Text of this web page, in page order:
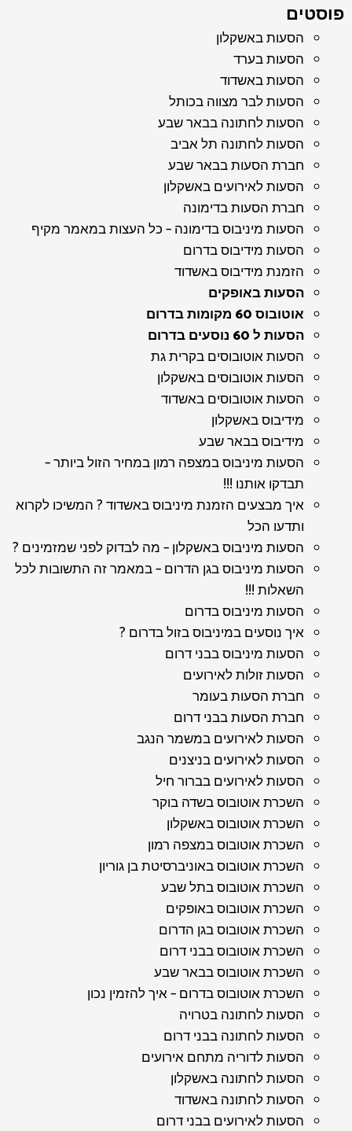
פוסטים
הסעות באשקלון
הסעות בערד
הסעות באשדוד
הסעות לבר מצווה בכותל
הסעות לחתונה בבאר שבע
הסעות לחתונה תל אביב
חברת הסעות בבאר שבע
הסעות לאירועים באשקלון
חברת הסעות בדימונה
הסעות מיניבוס בדימונה – כל העצות במאמר מקיף
הסעות מידיבוס בדרום
הזמנת מידיבוס באשדוד
הסעות באופקים
אוטובוס 60 מקומות בדרום
הסעות ל 60 נוסעים בדרום
הסעות אוטובוסים בקרית גת
הסעות אוטובוסים באשקלון
הסעות אוטובוסים באשדוד
מידיבוס באשקלון
מידיבוס בבאר שבע
הסעות מיניבוס במצפה רמון במחיר הזול ביותר –
תבדקו אותנו !!!
איך מבצעים הזמנת מיניבוס באשדוד ? המשיכו לקרוא
ותדעו הכל
הסעות מיניבוס באשקלון – מה לבדוק לפני שמזמינים ?
הסעות מיניבוס בגן הדרום – במאמר זה התשובות לכל
השאלות !!!
הסעות מיניבוס בדרום
איך נוסעים במיניבוס בזול בדרום ?
הסעות מיניבוס בבני דרום
הסעות זולות לאירועים
חברת הסעות בעומר
חברת הסעות בבני דרום
הסעות לאירועים במשמר הנגב
הסעות לאירועים בניצנים
הסעות לאירועים בברור חיל
השכרת אוטובוס בשדה בוקר
השכרת אוטובוס באשקלון
השכרת אוטובוס במצפה רמון
השכרת אוטובוס באוניברסיטת בן גוריון
השכרת אוטובוס בתל שבע
השכרת אוטובוס באופקים
השכרת אוטובוס בגן הדרום
השכרת אוטובוס בבני דרום
השכרת אוטובוס בבאר שבע
השכרת אוטובוס בדרום – איך להזמין נכון
הסעות לחתונה בטרויה
הסעות לחתונה בבני דרום
הסעות לדוריה מתחם אירועים
הסעות לחתונה באשקלון
הסעות לחתונה באשדוד
הסעות לאירועים בבני דרום